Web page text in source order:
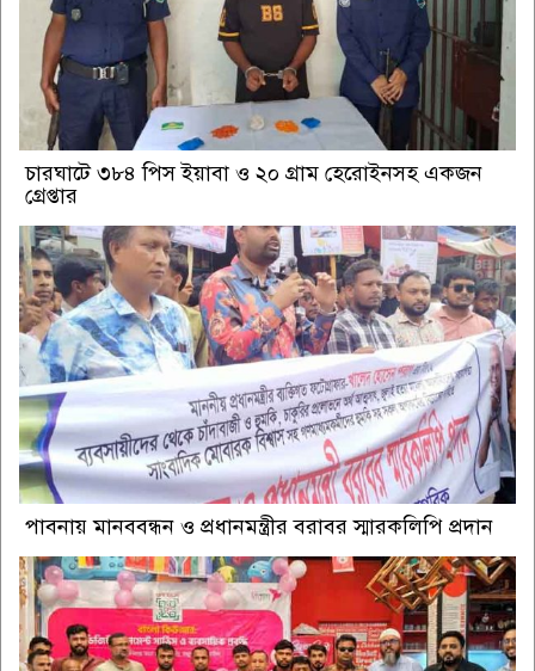
চারঘাটে ৩৮৪ পিস ইয়াবা ও ২০ গ্রাম হেরোইনসহ একজন
গ্রেপ্তার
পাবনায় মানববন্ধন ও প্রধানমন্ত্রীর বরাবর স্মারকলিপি প্রদান